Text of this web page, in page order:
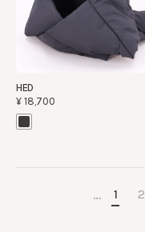
HED
¥18,700
… 1 2